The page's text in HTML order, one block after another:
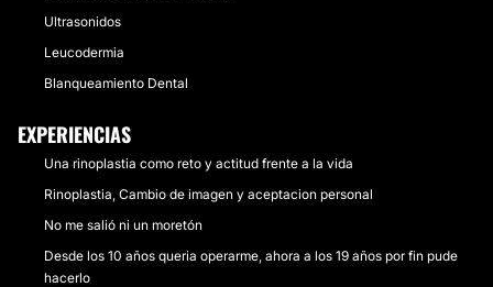
Ultrasonidos
Leucodermia
Blanqueamiento Dental
EXPERIENCIAS
Una rinoplastia como reto y actitud frente a la vida
Rinoplastia, Cambio de imagen y aceptacion personal
No me salió ni un moretón
Desde los 10 años queria operarme, ahora a los 19 años por fin pude
hacerlo